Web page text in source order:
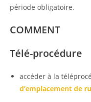
période obligatoire.
COMMENT
Télé-procédure
accéder à la
d’emplacement de